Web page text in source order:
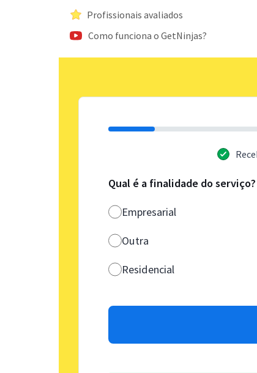
Profissionais avaliados
Como funciona o GetNinjas?
Qual é a finalidade do serviço?
Empresarial
Outra
Residencial